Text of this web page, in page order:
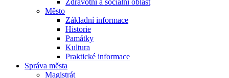
Zdravotní a sociální oblast
Město
Základní informace
Historie
Památky
Kultura
Praktické informace
Správa města
Magistrát